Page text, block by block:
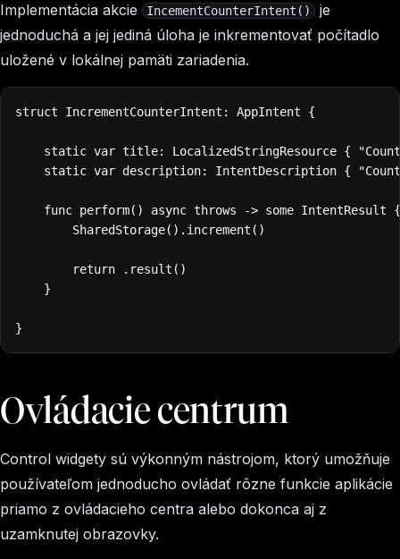
Implementácia akcie IncementCounterIntent()
je
jednoduchá a jej jediná úloha je inkrementovať počítadlo
uložené v lokálnej pamäti zariadenia.
struct IncrementCounterIntent: AppIntent {
static var title: LocalizedStringResource {
static var description: IntentDescription {
    func perform() async throws -> some IntentResult {
        SharedStorage().increment()
        return .result()
    }
}
Ovládacie centrum
Control widgety sú výkonným nástrojom, ktorý umožňuje
používateľom jednoducho ovládať rôzne funkcie aplikácie
priamo z ovládacieho centra alebo dokonca aj z
uzamknutej obrazovky.